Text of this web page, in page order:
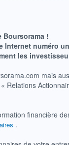
Boursorama !
Internet numéro
les
mais
Relations
financière
.